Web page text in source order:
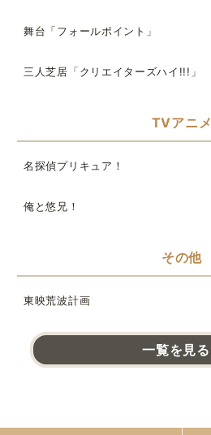
舞台「フォールポイント」
三人芝居「クリエイターズハイ!!!」
TVアニメ
名探偵プリキュア！
俺と悠兄！
その他
東映荒波計画
一覧を見る